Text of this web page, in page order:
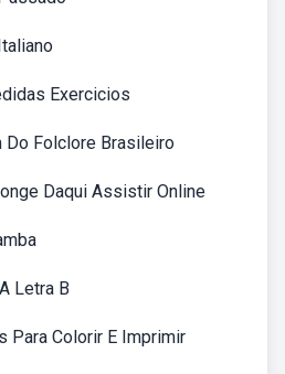
Exercicios
Do Folclore Brasileiro
Daqui Assistir Online
Letra B
Para Colorir E Imprimir